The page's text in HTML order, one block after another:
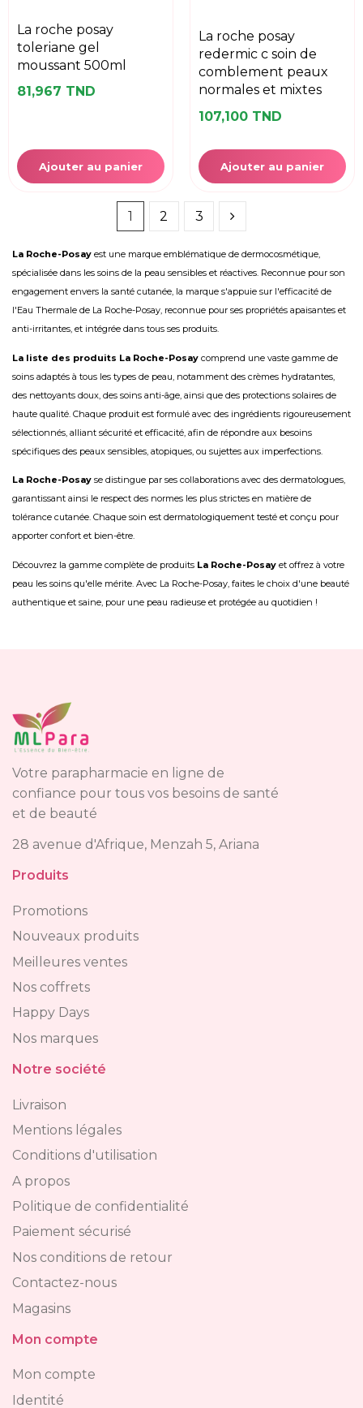
la roche posay
toleriane gel
moussant 500ml
81,967 TND
Ajouter au panier
la roche posay
redermic c soin de
comblement peaux
normales et mixtes
107,100 TND
Ajouter au panier
1 2 3
La Roche-Posay est une marque emblématique de dermocosmétique,
spécialisée dans les soins de la peau sensibles et réactives. Reconnue pour son
engagement envers la santé cutanée, la marque s'appuie sur l'efficacité de
l'Eau Thermale de La Roche-Posay, reconnue pour ses propriétés apaisantes et
anti-irritantes, et intégrée dans tous ses produits.
La liste des produits La Roche-Posay comprend une vaste gamme de
soins adaptés à tous les types de peau, notamment des crèmes hydratantes
des nettoyants doux , des soins anti-âge , ainsi que des protections solaires de
haute qualité. Chaque produit est formulé avec des ingrédients rigoureusement
sélectionnés, alliant sécurité et efficacité, afin de répondre aux besoins
spécifiques des peaux sensibles, atopiques, ou sujettes aux imperfections.
La Roche-Posay se distingue par ses collaborations avec des dermatologues,
garantissant ainsi le respect des normes les plus strictes en matière de
tolérance cutanée. Chaque soin est dermatologiquement testé et conçu pour
apporter confort et bien-être.
Découvrez la gamme complète de produits La Roche-Posay et offrez à votre
peau les soins qu'elle mérite. Avec La Roche-Posay, faites le choix d'une beauté
authentique et saine, pour une peau radieuse et protégée au quotidien !
Votre parapharmacie en ligne de
confiance pour tous vos besoins de santé
et de beauté
28 avenue d'Afrique, Menzah 5, Ariana
Produits
Promotions
Nouveaux produits
Meilleures ventes
Nos coffrets
Happy Days
Nos marques
Notre société
Livraison
Mentions légales
Conditions d'utilisation
A propos
Politique de confidentialité
Paiement sécurisé
Nos conditions de retour
Contactez-nous
Magasins
Mon compte
Mon compte
Identité